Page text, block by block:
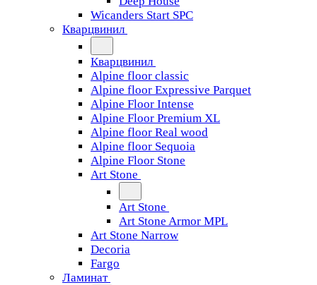
Wicanders Start SPC
Кварцвинил
Кварцвинил
Alpine floor classic
Alpine floor Expressive Parquet
Alpine Floor Intense
Alpine Floor Premium XL
Alpine floor Real wood
Alpine floor Sequoia
Alpine Floor Stone
Art Stone
Art Stone
Art Stone Armor MPL
Art Stone Narrow
Decoria
Fargo
Ламинат